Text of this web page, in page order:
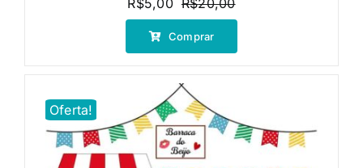
R$20,00O
preço
era:
R$5,00
O
preço
é:
Comprar
Oferta!